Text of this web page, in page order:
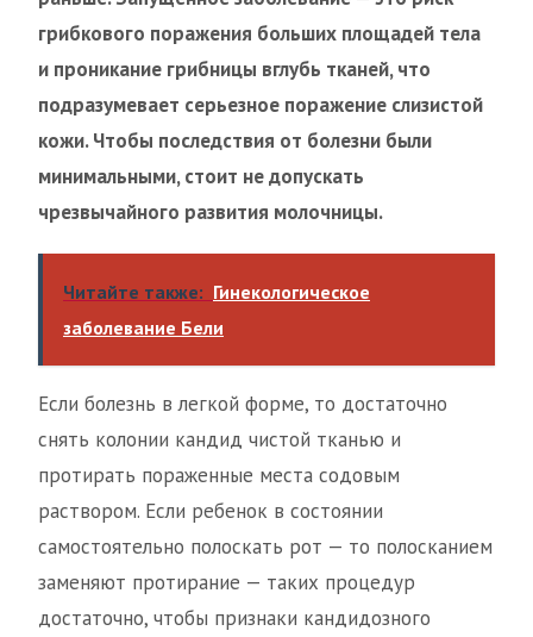
грибкового поражения больших площадей тела
и проникание грибницы вглубь тканей, что
подразумевает серьезное поражение слизистой
кожи. Чтобы последствия от болезни были
минимальными, стоит не допускать
чрезвычайного развития молочницы.
Читайте также: Гинекологическое
заболевание Бели
Если болезнь в легкой форме, то достаточно
снять колонии кандид чистой тканью и
протирать пораженные места содовым
раствором. Если ребенок в состоянии
самостоятельно полоскать рот — то полосканием
заменяют протирание — таких процедур
достаточно, чтобы признаки кандидозного